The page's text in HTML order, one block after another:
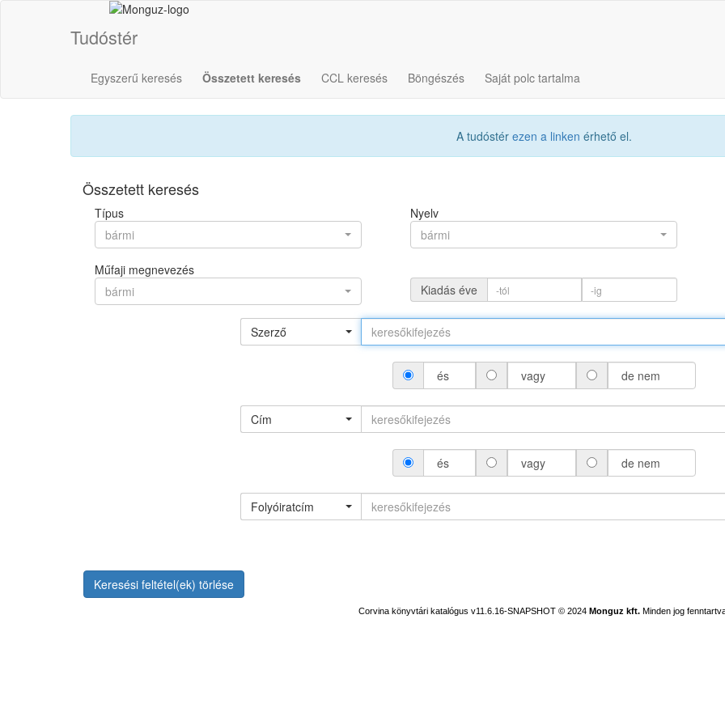
Tudóstér
Egyszerű keresés Összetett keresés CCL keresés Böngészés Saját polc tartalma
A tudóstér ezen a linken érhető el.
Összetett keresés
Típus
bármi
Nyelv
bármi
Műfaji megnevezés
bármi
Kiadás éve
Szerző
és vagy de nem
Cím
és vagy de nem
Folyóiratcím
Keresési feltétel(ek) törlése
Corvina könyvtári katalógus v11.6.16-SNAPSHOT © 2024 Monguz kft. Minden jog